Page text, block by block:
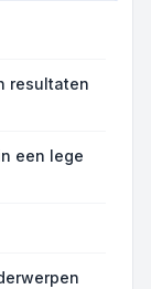
resultaten
een lege